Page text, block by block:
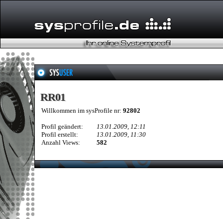
RR01
RR01
Willkommen im sysProfile nr: 92802
Profil geändert:
13.01.2009, 12:11
Profil erstellt:
13.01.2009, 11:30
Anzahl Views:
582